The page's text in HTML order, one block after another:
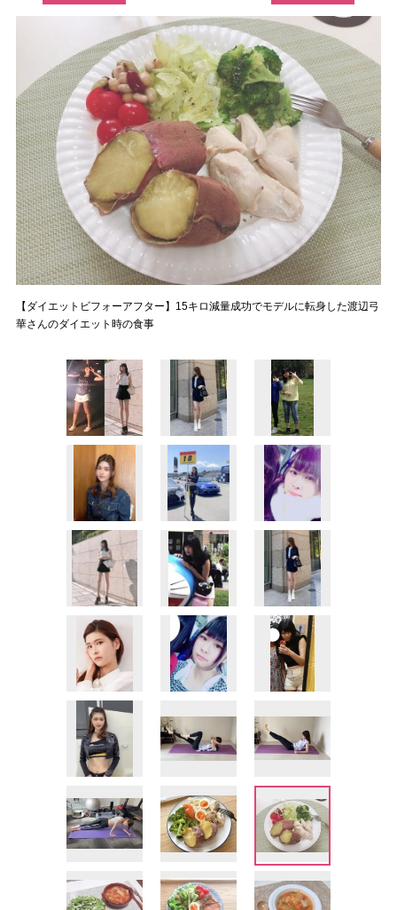
【ダイエットビフォーアフター】15キロ減量成功でモデルに転身した渡辺弓
華さんのダイエット時の食事